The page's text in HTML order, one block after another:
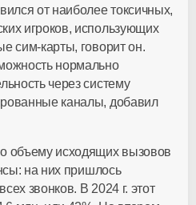
от наиболее токсичных,
игроков, использующих
сим-карты, говорит он.
нормально
через систему
каналы, добавил
объему исходящих вызовов
на них пришлось
звонков. В 2024 г. этот